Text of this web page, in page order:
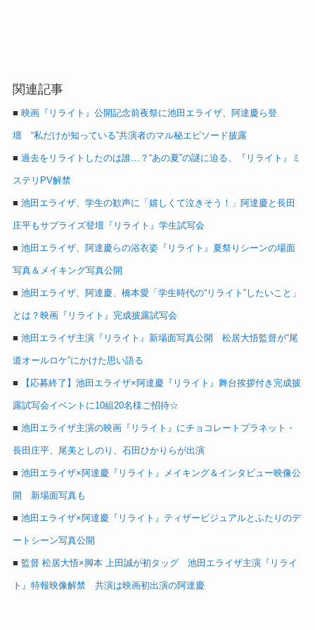
関連記事
■ 映画『リライト』公開記念前夜祭に池田エライザ、阿達慶ら登
壇 “私だけが知っている”共演者のマル秘エピソード披露
■ 過去をリライトしたのは誰…？“あの夏”の謎に迫る、『リライト』ミ
ステリPV解禁
■ 池田エライザ、学生の歓声に「嬉しくて泣きそう！」阿達慶と長田
庄平もサプライズ登壇『リライト』学生試写会
■ 池田エライザ、阿達慶らの浴衣姿『リライト』夏祭りシーンの場面
写真＆メイキング写真公開
■ 池田エライザ、阿達慶、橋本愛「学生時代の“リライト”したいこと」
とは？映画『リライト』完成披露試写会
■ 池田エライザ主演『リライト』新場面写真公開 松居大悟監督が“尾
道オールロケ”にかけた思い語る
■ 【応募終了】池田エライザ×阿達慶『リライト』舞台挨拶付き完成披
露試写会イベントに10組20名様ご招待☆
■ 池田エライザ主演の映画『リライト』にチョコレートプラネット・
長田庄平、尾美としのり、石田ひかりらが出演
■ 池田エライザ×阿達慶『リライト』メイキング＆インタビュー映像公
開 新場面写真も
■ 池田エライザ×阿達慶『リライト』ティザービジュアルとふたりのデ
ートシーン写真公開
■ 監督 松居大悟×脚本 上田誠が初タッグ 池田エライザ主演『リライ
ト』特報映像解禁 共演は映画初出演の阿達慶